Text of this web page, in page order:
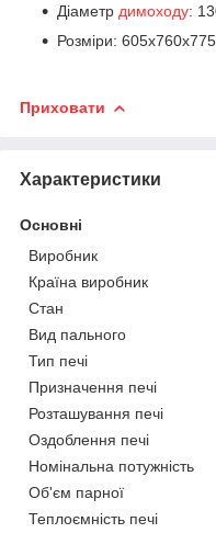
Діаметр димоходу:
Розміри:
Приховати
Характеристики
Основні
Виробник
Країна виробник
Стан
Вид пального
Тип печі
Призначення печі
Розташування печі
Оздоблення печі
Номінальна потужність
Об'єм парної
Теплоємність печі